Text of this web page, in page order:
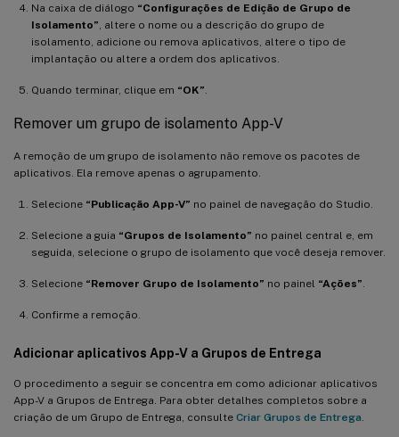
Na caixa de diálogo “Configurações de Edição de Grupo de
Isolamento” , altere o nome ou a descrição do grupo de
isolamento, adicione ou remova aplicativos, altere o tipo de
implantação ou altere a ordem dos aplicativos.
Quando terminar, clique em “OK”
Remover um grupo de isolamento App-V
A remoção de um grupo de isolamento não remove os pacotes de
aplicativos. Ela remove apenas o agrupamento.
Selecione “Publicação App-V” no painel de navegação do Studio.
Selecione a guia “Grupos de Isolamento” no painel central e, em
seguida, selecione o grupo de isolamento que você deseja remover.
Selecione “Remover Grupo de Isolamento” no painel “Ações”
Confirme a remoção.
Adicionar aplicativos App-V a Grupos de Entrega
O procedimento a seguir se concentra em como adicionar aplicativos
App-V a Grupos de Entrega. Para obter detalhes completos sobre a
criação de um Grupo de Entrega, consulte Criar Grupos de Entrega